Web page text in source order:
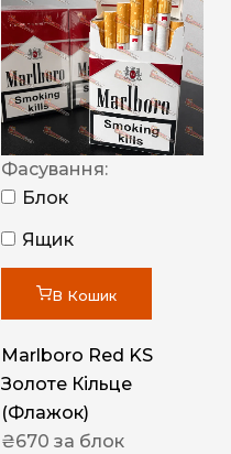
Фасування:
Блок
Ящик
В Кошик
Marlboro Red KS
Золоте Кільце
(Флажок)
₴670 за блок